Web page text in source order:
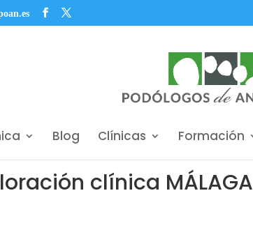
Blog Clínicas Formación
clínica MÁLAGA